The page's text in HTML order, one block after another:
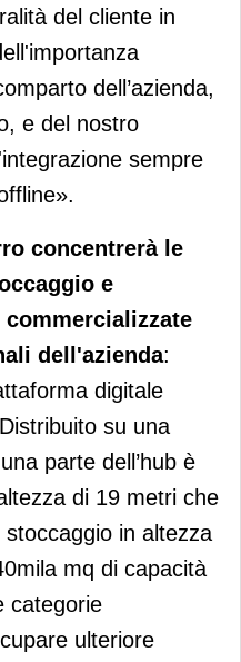
del cliente in
dell’azienda,
e del nostro
sempre
concentrerà le
e
dell'azienda:
digitale
su una
parte dell’hub è
di 19 metri che
in altezza
mq di capacità
categorie
ulteriore